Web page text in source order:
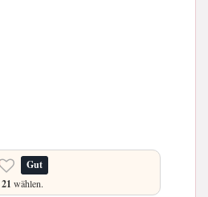
Gut
21 wählen.